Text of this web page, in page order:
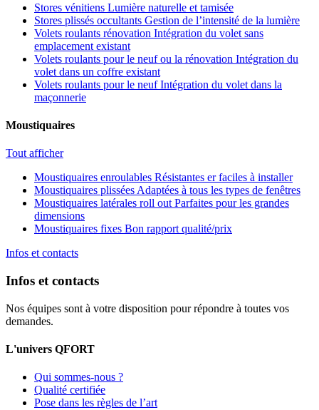
Stores vénitiens Lumière naturelle et tamisée
Stores plissés occultants Gestion de l’intensité de la lumière
Volets roulants rénovation Intégration du volet sans
emplacement existant
Volets roulants pour le neuf ou la rénovation Intégration du
volet dans un coffre existant
Volets roulants pour le neuf Intégration du volet dans la
maçonnerie
Moustiquaires
Tout afficher
Moustiquaires enroulables Résistantes er faciles à installer
Moustiquaires plissées Adaptées à tous les types de fenêtres
Moustiquaires latérales roll out Parfaites pour les grandes
dimensions
Moustiquaires fixes Bon rapport qualité/prix
Infos et contacts
Infos et contacts
Nos équipes sont à votre disposition pour répondre à toutes vos
demandes.
L'univers QFORT
Qui sommes-nous ?
Qualité certifiée
Pose dans les règles de l’art